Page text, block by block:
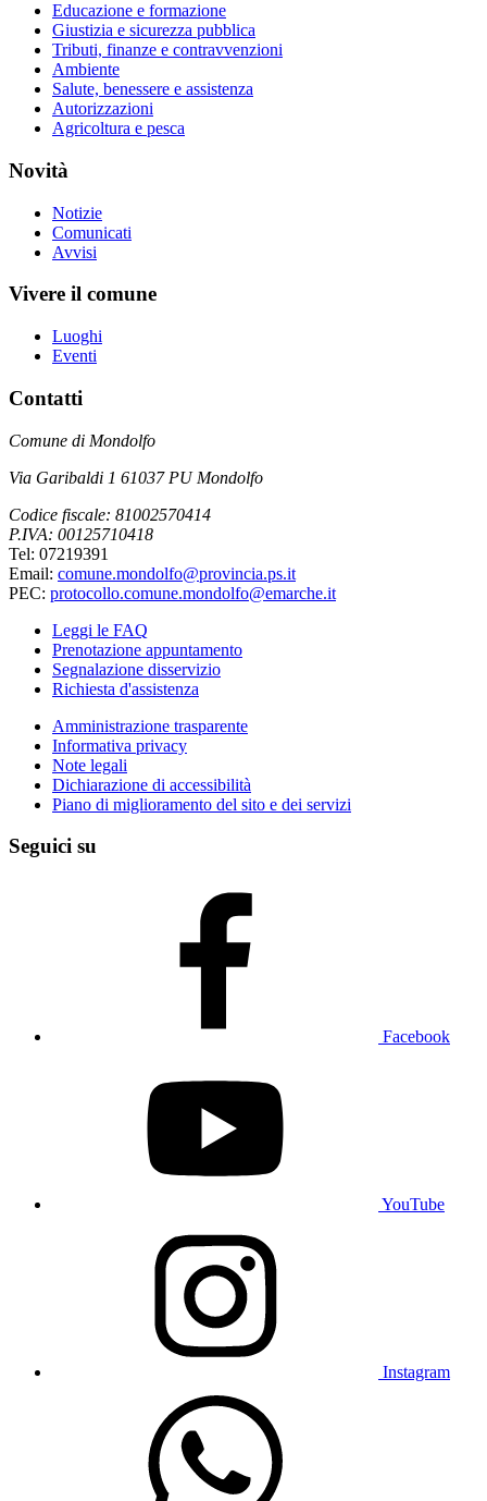
Educazione e formazione
Giustizia e sicurezza pubblica
Tributi, finanze e contravvenzioni
Ambiente
Salute, benessere e assistenza
Autorizzazioni
Agricoltura e pesca
Novità
Notizie
Comunicati
Avvisi
Vivere il comune
Luoghi
Eventi
Contatti
Comune di Mondolfo
Via Garibaldi 1 61037 PU Mondolfo
Codice fiscale: 81002570414
P.IVA: 00125710418
Tel: 07219391
Email: comune.mondolfo@provincia.ps.it
PEC: protocollo.comune.mondolfo@emarche.it
Leggi le FAQ
Prenotazione appuntamento
Segnalazione disservizio
Richiesta d'assistenza
Amministrazione trasparente
Informativa privacy
Note legali
Dichiarazione di accessibilità
Piano di miglioramento del sito e dei servizi
Seguici su
Facebook
YouTube
Instagram